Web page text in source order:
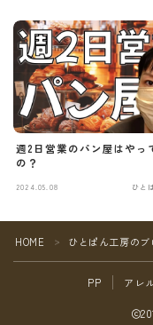
週2日営業のパン屋はやっ
の？
2024.05.08 ひと
HOME ＞ ひとぱん工房のブ
PP アレ